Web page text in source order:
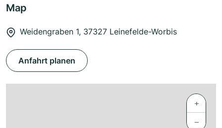
Map
Weidengraben 1, 37327 Leinefelde-Worbis
Anfahrt planen
+
−